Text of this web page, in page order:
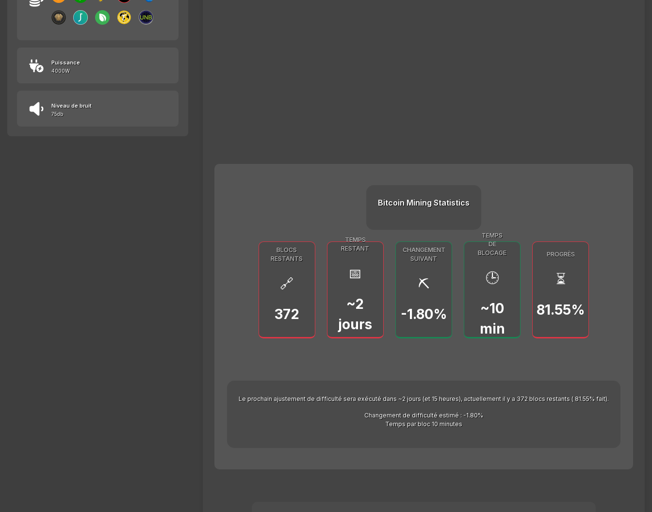
Puissance
4000W
Niveau de bruit
75db
Bitcoin Mining Statistics
BLOCS
RESTANTS
🔗
372
TEMPS
RESTANT
📅
~2
jours
CHANGEMENT
SUIVANT
⛏️
-1.80%
TEMPS
DE
BLOCAGE
🕒
~10
min
PROGRÈS
⏳
81.55%
Le prochain ajustement de difficulté sera exécuté dans ~2 jours (et 15 heures), actuellement il y a 372 blocs restants ( 81.55% fait).
Changement de difficulté estimé : -1.80%
Temps par bloc 10 minutes